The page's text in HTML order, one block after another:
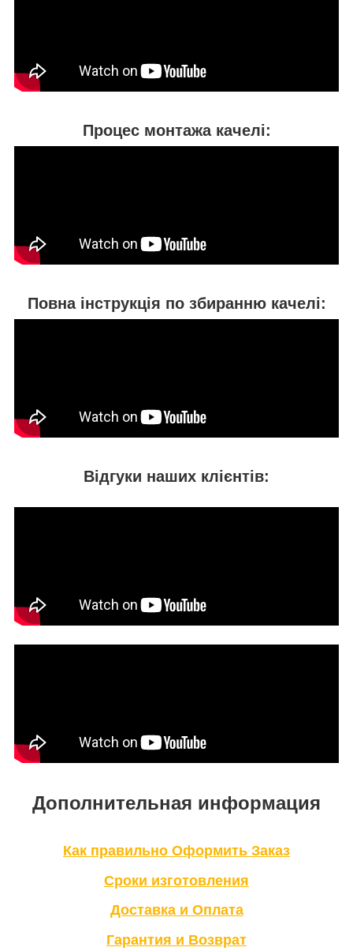
Процес монтажа качелі:
Повна інструкція по збиранню качелі:
Відгуки наших клієнтів:
Дополнительная информация
Как правильно Оформить Заказ
Сроки изготовления
Доставка и Оплата
Гарантия и Возврат